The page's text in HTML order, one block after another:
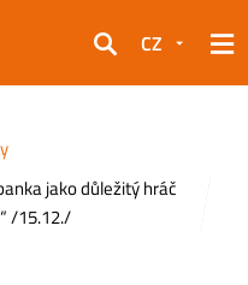
Hledat
CZ
jako důležitý hráč
/15.12./